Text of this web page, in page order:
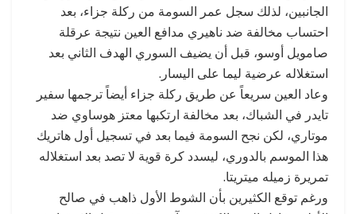
الجانبين، لذلك سجل عمر السومة من ركلة جزاء، بعد
احتساب مخالفة ضد ناهيري مدافع العين نتيجة عرقلة
صامويل أوسو، قبل أن يضيف السوري الهدف الثاني بعد
استغلاله عرضية ليما على اليسار.
وعاد العين سريعاً عن طريق ركلة جزاء أيضاً ترجمها سفير
تايدر في الشباك، بعد مخالفة ارتكبها معتز هوساوي ضد
موتاري، لكن نجح السومة فيما بعد في تسجيل أول هاتريك
هذا الموسم بالدوري، ليسدد كرة قوية لا تصد بعد استغلاله
تمريرة زميله ميتريتا.
ورغم توقع الكثيرين بأن الشوط الأول ذاهب في صالح